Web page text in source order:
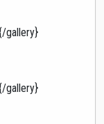
gallery}
gallery}